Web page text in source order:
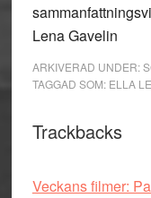
Lena Gavelin
ARKIVERAD UNDER:
TAGGAD SOM: ELLA
Trackbacks
Veckans filmer: